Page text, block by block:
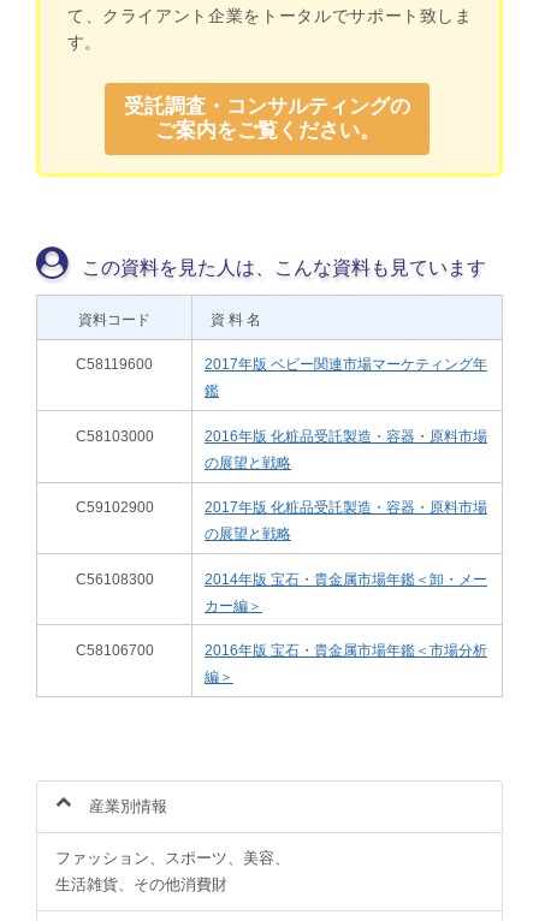
て、クライアント企業をトータルでサポート致しま
す。
受託調査・コンサルティングの
ご案内をご覧ください。
この資料を見た人は、こんな資料も見ています
資料コード 資 料 名
C58119600
2017年版 ベビー関連市場マーケティング年
鑑
C58103000
2016年版 化粧品受託製造・容器・原料市場
の展望と戦略
C59102900
2017年版 化粧品受託製造・容器・原料市場
の展望と戦略
C56108300
2014年版 宝石・貴金属市場年鑑＜卸・メー
カー編＞
C58106700
2016年版 宝石・貴金属市場年鑑＜市場分析
編＞
産業別情報
ファッション、スポーツ、美容、
生活雑貨、その他消費財